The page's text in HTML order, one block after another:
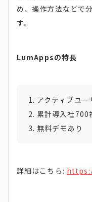
め、操作方法などで
す。
LumAppsの特長
アクティブユ
累計導入社700
無料デモあり
詳細はこちら: